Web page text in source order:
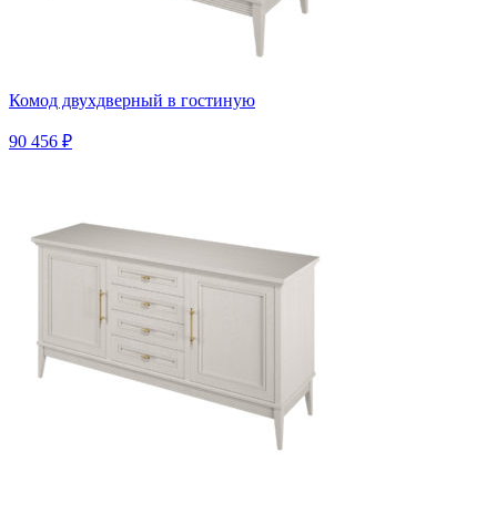
Комод двухдверный в гостиную
90 456 ₽